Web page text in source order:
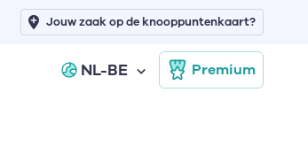
NL-BE Premium
Jouw zaak op de knooppuntenkaart?